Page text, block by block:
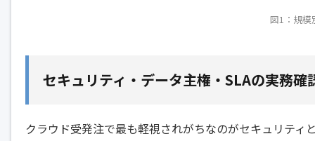
図1：規
セキュリティ・データ主権・SLAの実務確
クラウド受発注で最も軽視されがちなのがセキュリテ